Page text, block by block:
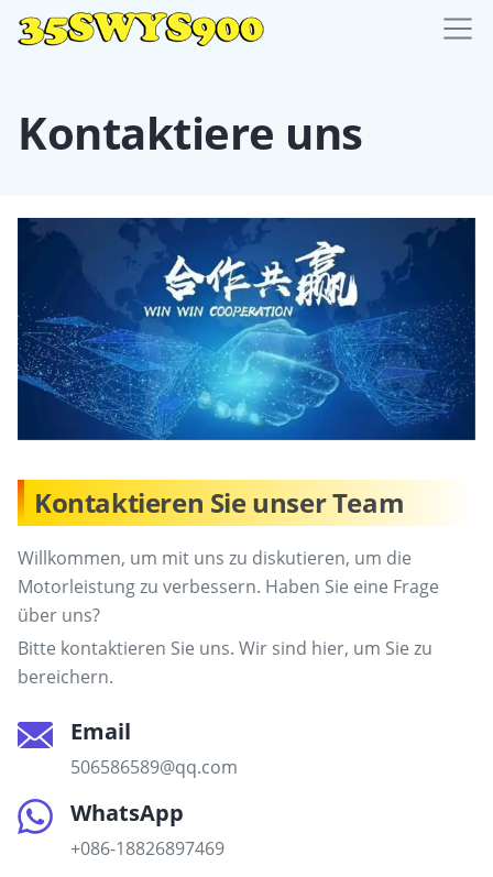
Kontaktiere uns
Kontaktieren Sie unser Team
Willkommen, um mit uns zu diskutieren, um die
Motorleistung zu verbessern. Haben Sie eine Frage
über uns?
Bitte kontaktieren Sie uns. Wir sind hier, um Sie zu
bereichern.
Email
506586589@qq.com
WhatsApp
+086-18826897469